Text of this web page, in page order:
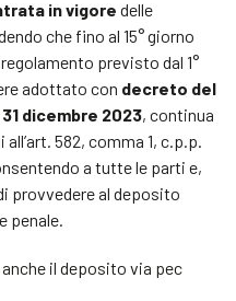
in vigore delle
che fino al 15° giorno
previsto dal 1°
adottato con decreto del
dicembre 2023, continua
582, comma 1, c.p.p.
a tutte le parti e,
provvedere al deposito
penale.
il deposito via pec